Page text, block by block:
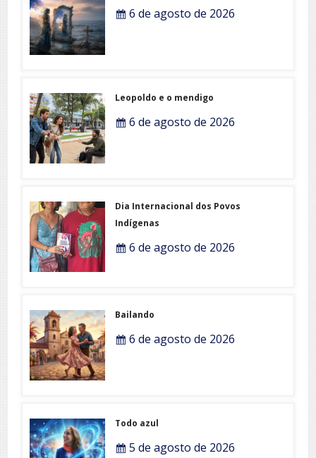
6 de agosto de 2026
Leopoldo e o mendigo
6 de agosto de 2026
Dia Internacional dos Povos
Indígenas
6 de agosto de 2026
Bailando
6 de agosto de 2026
Todo azul
5 de agosto de 2026